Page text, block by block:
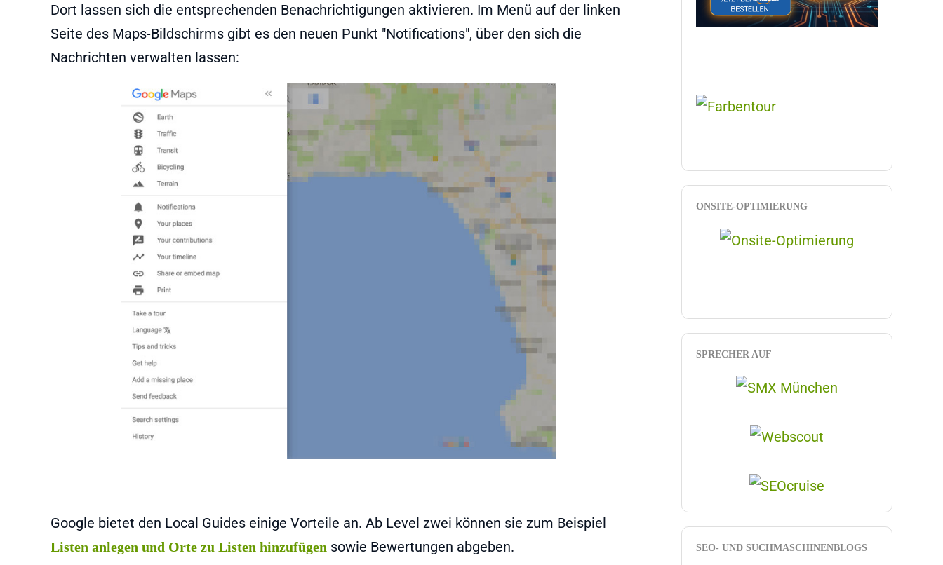
Dort lassen sich die entsprechenden Benachrichtigungen aktivieren. Im Menü auf der linken
Seite des Maps-Bildschirms gibt es den neuen Punkt "Notifications", über den sich die
Nachrichten verwalten lassen:
Google bietet den Local Guides einige Vorteile an. Ab Level zwei können sie zum Beispiel
Listen anlegen und Orte zu Listen hinzufügen sowie Bewertungen abgeben.
ONSITE-OPTIMIERUNG
SPRECHER AUF
SEO- UND SUCHMASCHINENBLOGS